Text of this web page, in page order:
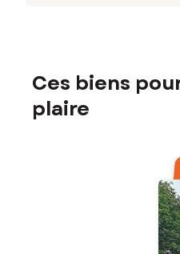
Ces biens
plaire